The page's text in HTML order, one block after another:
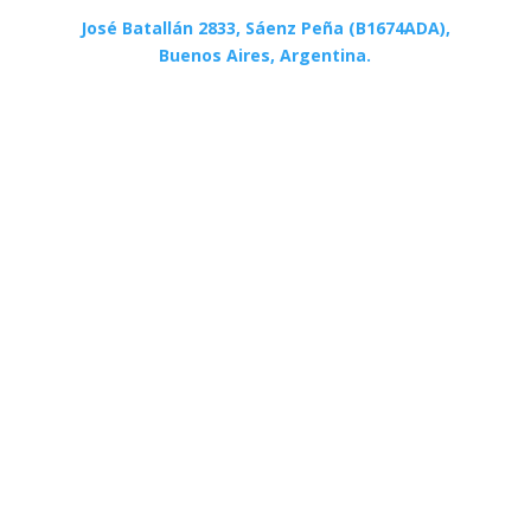
José Batallán 2833, Sáenz Peña (B1674ADA),
Buenos Aires, Argentina.